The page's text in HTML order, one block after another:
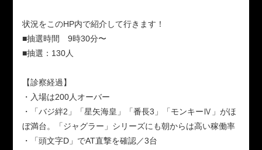
状況をこのHP内で紹介して行きます！
■抽選時間 9時30分〜
■抽選：130人
【診察経過】
・入場は200人オーバー
・「バジ絆2」「星矢海皇」「番長3」「モンキーⅣ」がほ
ぼ満台。「ジャグラー」シリーズにも朝からは高い稼働率
・「頭文字D」でAT直撃を確認／3台